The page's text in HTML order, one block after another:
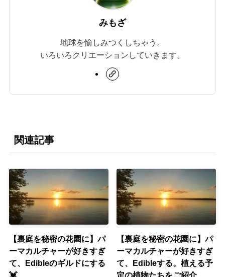
みもざ
地球を愉しみつくしちゃう。
いろいろクリエーションしていきます。
関連記事
【裏庭を秘密の花園に】パ
ーマカルチャーが好きすぎ
て、Edibleのギルドにする
💓
【裏庭を秘密の花園に】パ
ーマカルチャーが好きすぎ
て、Edibleする。植える予
定の植物たちをご紹介